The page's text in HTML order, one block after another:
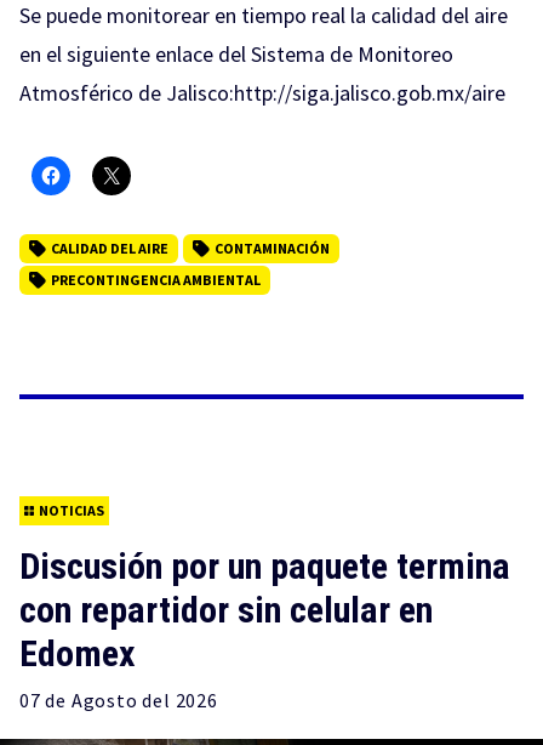
Se puede monitorear en tiempo real la calidad del aire
en el siguiente enlace del Sistema de Monitoreo
Atmosférico de Jalisco:http://siga.jalisco.gob.mx/aire
CALIDAD DEL AIRE
CONTAMINACIÓN
PRECONTINGENCIA AMBIENTAL
NOTICIAS
Discusión por un paquete termina
con repartidor sin celular en
Edomex
07 de Agosto del 2026